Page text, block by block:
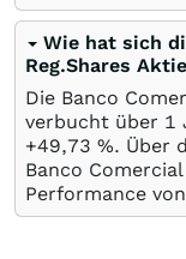
Wie hat sich
Reg.Shares
Die Banco
verbucht über 1
+49,73 %. Über
Banco
Performance von